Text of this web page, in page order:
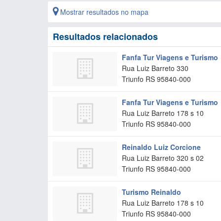
Mostrar resultados no mapa
Resultados relacionados
Fanfa Tur Viagens e Turismo
Rua Luiz Barreto 330
Triunfo RS 95840-000
Fanfa Tur Viagens e Turismo
Rua Luiz Barreto 178 s 10
Triunfo RS 95840-000
Reinaldo Luiz Corcione
Rua Luiz Barreto 320 s 02
Triunfo RS 95840-000
Turismo Reinaldo
Rua Luiz Barreto 178 s 10
Triunfo RS 95840-000